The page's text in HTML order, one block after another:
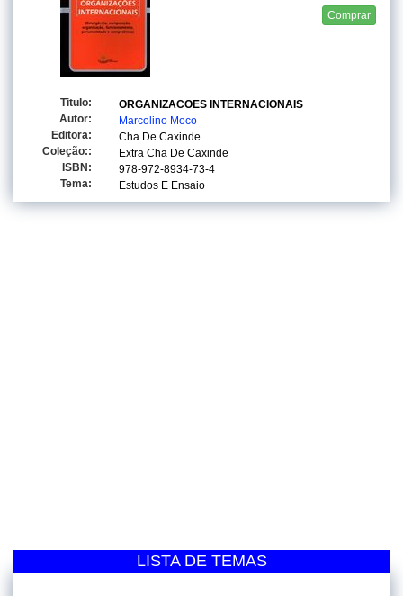
Comprar
Titulo:
ORGANIZACOES INTERNACIONAIS
Autor:
Marcolino Moco
Editora:
Cha De Caxinde
Coleção::
Extra Cha De Caxinde
ISBN:
978-972-8934-73-4
Tema:
Estudos E Ensaio
LISTA DE TEMAS